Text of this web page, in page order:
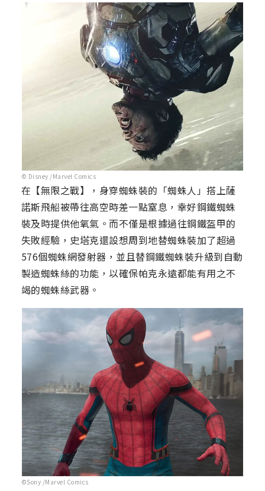
© Disney /Marvel Comics
在【無限之戰】，身穿蜘蛛裝的「蜘蛛人」搭上薩
諾斯飛船被帶往高空時差一點窒息，幸好鋼鐵蜘蛛
裝及時提供他氧氣。而不僅是根據過往鋼鐵盔甲的
失敗經驗，史塔克還設想周到地替蜘蛛裝加了超過
576個蜘蛛網發射器，並且替鋼鐵蜘蛛裝升級到自動
製造蜘蛛絲的功能，以確保帕克永遠都能有用之不
竭的蜘蛛絲武器。
©Sony /Marvel Comics